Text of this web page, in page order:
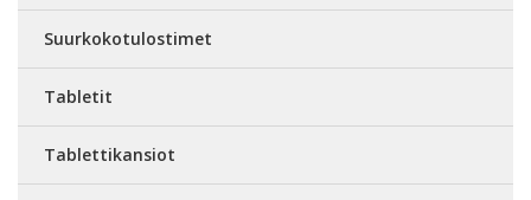
Suurkokotulostimet
Tabletit
Tablettikansiot